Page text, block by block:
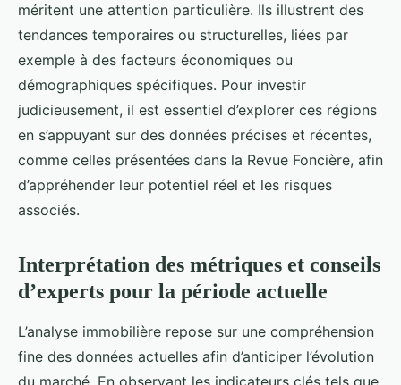
méritent une attention particulière. Ils illustrent des
tendances temporaires ou structurelles, liées par
exemple à des facteurs économiques ou
démographiques spécifiques. Pour investir
judicieusement, il est essentiel d’explorer ces régions
en s’appuyant sur des données précises et récentes,
comme celles présentées dans la Revue Foncière, afin
d’appréhender leur potentiel réel et les risques
associés.
Interprétation des métriques et conseils
d’experts pour la période actuelle
L’analyse immobilière repose sur une compréhension
fine des données actuelles afin d’anticiper l’évolution